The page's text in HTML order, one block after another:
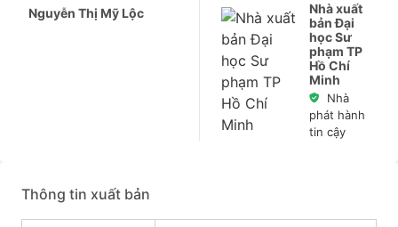
Nguyễn Thị Mỹ Lộc
Nhà xuất
bản Đại
học Sư
phạm TP
Hồ Chí
Minh
Nhà
phát hành
tin cậy
Thông tin xuất bản